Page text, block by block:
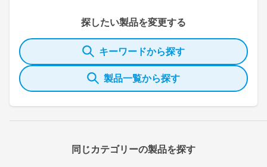
探したい製品を変更する
キーワードから探す
製品一覧から探す
同じカテゴリーの製品を探す